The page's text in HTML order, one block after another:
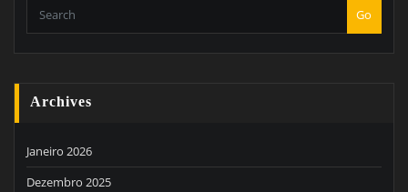
Go
Archives
Janeiro 2026
Dezembro 2025